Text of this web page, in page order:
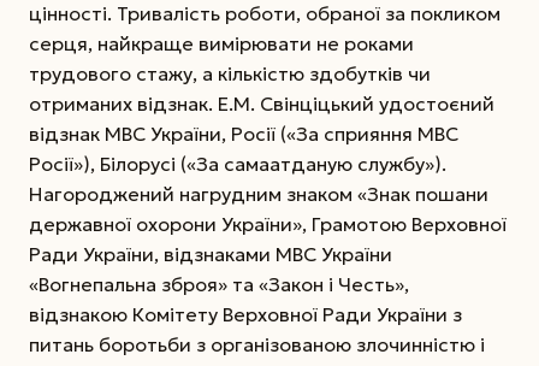
цінності. Тривалість роботи, обраної за покликом
серця, найкраще вимірювати не роками
трудового стажу, а кількістю здобутків чи
отриманих відзнак. Е.М. Свінціцький удостоєний
відзнак МВС України, Росії («За сприяння МВС
Росії»), Білорусі («За самаатданую службу»).
Нагороджений нагрудним знаком «Знак пошани
державної охорони України», Грамотою Верховної
Ради України, відзнаками МВС України
«Вогнепальна зброя» та «Закон і Честь»,
відзнакою Комітету Верховної Ради України з
питань боротьби з організованою злочинністю і